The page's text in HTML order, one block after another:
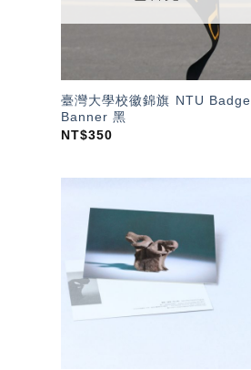
臺灣大學校徽錦旗 NTU Badge
Banner 黑
NT$350
「願
單」